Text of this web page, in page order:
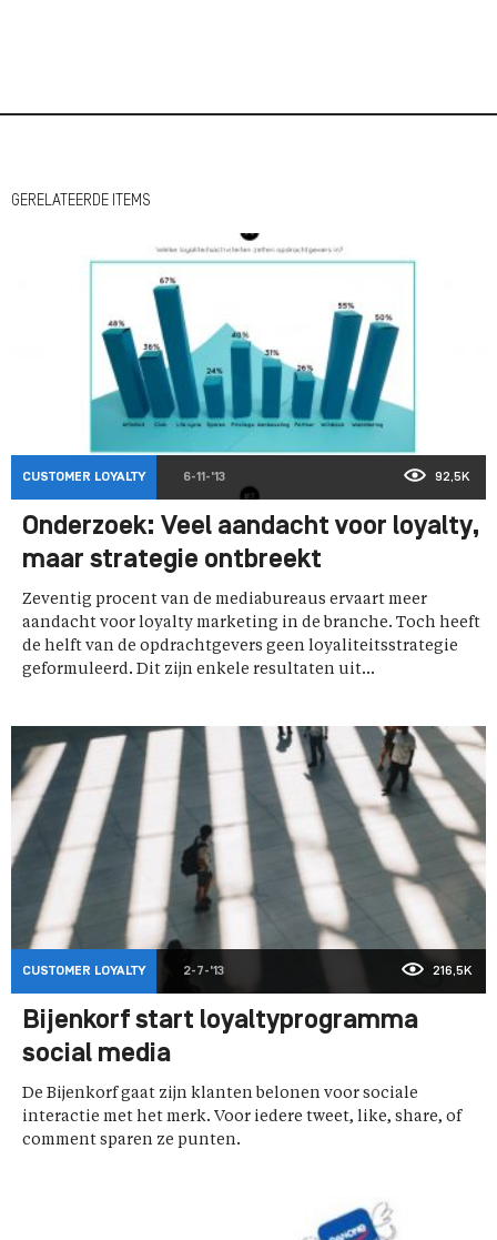
GERELATEERDE ITEMS
CUSTOMER LOYALTY 6-11-'13 92,5K
Onderzoek: Veel aandacht voor loyalty,
maar strategie ontbreekt
Zeventig procent van de mediabureaus ervaart meer
aandacht voor loyalty marketing in de branche. Toch heeft
de helft van de opdrachtgevers geen loyaliteitsstrategie
geformuleerd. Dit zijn enkele resultaten uit...
CUSTOMER LOYALTY 2-7-'13 216,5K
Bijenkorf start loyaltyprogramma
social media
De Bijenkorf gaat zijn klanten belonen voor sociale
interactie met het merk. Voor iedere tweet, like, share, of
comment sparen ze punten.